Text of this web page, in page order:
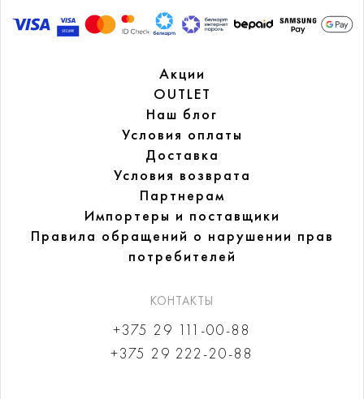
Акции
OUTLET
Наш блог
Условия оплаты
Доставка
Условия возврата
Партнерам
Импортеры и поставщики
Правила обращений о нарушении прав
потребителей
КОНТАКТЫ
+375 29 111-00-88
+375 29 222-20-88